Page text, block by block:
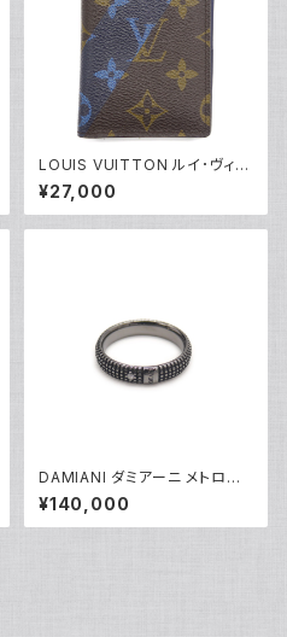
LOUIS VUITTON ルイ･ヴィト
ン オーガナイザードゥポッシュ
モノグラム カードケース M6117
1 Y04465
¥27,000
DAMIANI ダミアーニ メトロポ
リタンドリーム 1Pダイヤモンド
リング K18WG 18金 指輪 17号
Y05256
¥140,000